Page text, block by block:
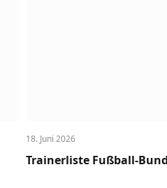
18. Juni 2026
Trainerliste Fußball-